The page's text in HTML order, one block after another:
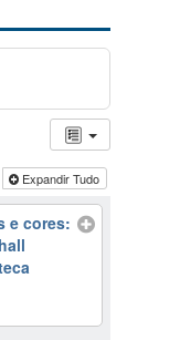
Expandir Tudo
e cores: